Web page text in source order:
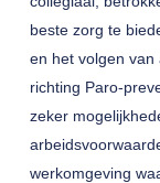
beste zorg te
en het volgen van
richting Paro-
zeker
werkomgeving